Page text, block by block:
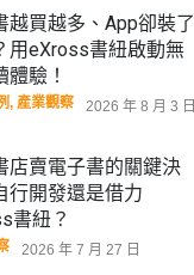
越買越多、App卻裝了
用eXross書紐啟動無
體驗！
, 產業觀察 2026 年 8 月 3 日
店賣電子書的關鍵決
行開發還是借力
書紐？
2026 年 7 月 27 日